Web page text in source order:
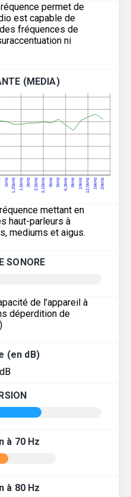
permet de
est capable de
fréquences de
ni
(MEDIA)
mettant en
haut-parleurs à
mediums et aigus.
SONORE
de l’appareil à
déperdition de
(en dB)
à 70 Hz
à 80 Hz